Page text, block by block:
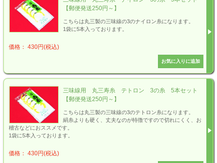
【郵便発送250円～】
こちらは丸三製の三味線の3のナイロン糸になります。
1袋に5本入っております。
価格： 430円(税込)
三味線用 丸三寿糸 テトロン 3の糸 5本セット
【郵便発送250円～】
こちらは丸三製の三味線の3のテトロン糸になります。
絹糸よりも硬く、丈夫なのが特徴ですので切れにくく、お
稽古などにおススメです。
1袋に5本入っております。
価格： 430円(税込)